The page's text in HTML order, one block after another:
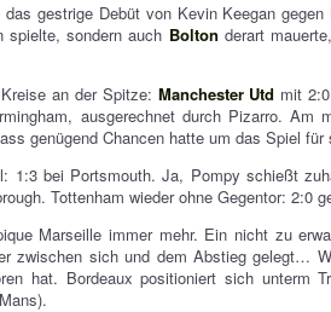
gestrige Debüt von Kevin Keegan
spielte, sondern auch Bolton derart
an der Spitze: Manchester Utd mit
ausgerechnet durch Pizarro. Am
genügend Chancen hatte um das Spiel
1:3 bei Portsmouth. Ja, Pompy schießt
Tottenham wieder ohne Gegentor: 2:0
Marseille immer mehr. Ein nicht zu
zwischen sich und dem Abstieg gelegt…
hat. Bordeaux positioniert sich unterm